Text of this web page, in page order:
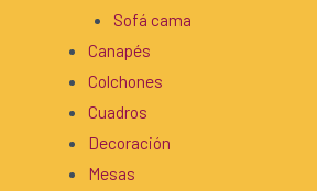
Sofá cama
Canapés
Colchones
Cuadros
Decoración
Mesas